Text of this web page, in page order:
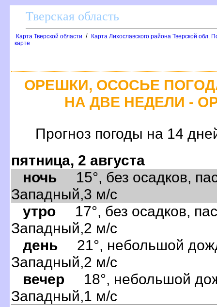
Тверская область
Карта Тверской области /
Карта Лихославского района Тверской обл.
карте
ОРЕШКИ, ОСОСЬЕ
НА ДВЕ НЕДЕЛИ -
Прогноз погоды на 14
пятница, 2 августа
ночь 15°, без осадков,
Западный,3 м/с
утро 17°, без осадков,
Западный,2 м/с
день 21°, небольшой
Западный,2 м/с
вечер 18°, небольшой
Западный,1 м/с